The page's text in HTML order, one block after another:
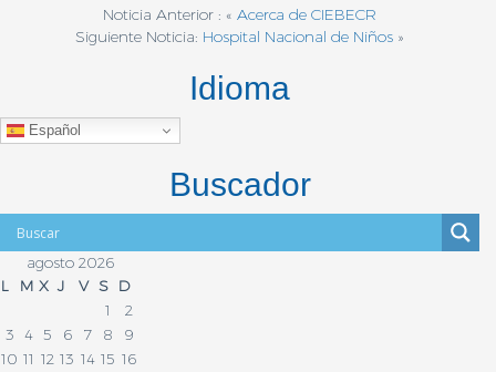
Noticia Anterior : « Acerca de CIEBECR
Siguiente Noticia: Hospital Nacional de Niños »
Idioma
Español
Buscador
agosto 2026
L
M X J V S D
1
2
3 4 5 6 7 8
9
10 11 12 13 14 15 16